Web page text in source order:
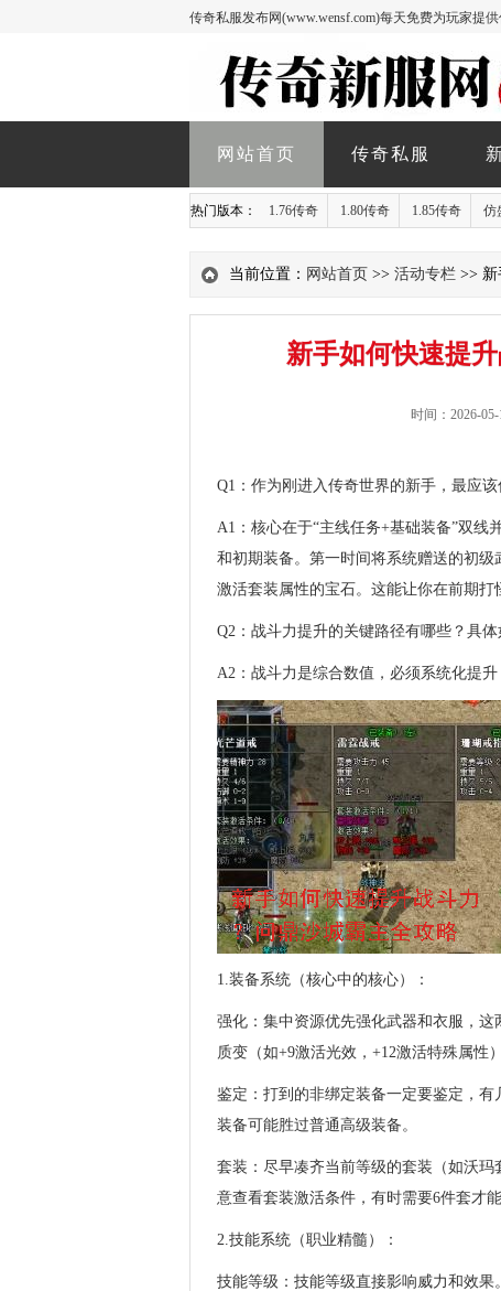
传奇私服发布网(www.wensf.com)每天免费为玩家提
网站首页 传奇私服
热门版本： 1.76传奇 1.80传奇 1.85传奇 仿
当前位置： 网站首页 >> 活动专栏 >>
新手如何快速提
时间：2026-05-
Q1：作为刚进入传奇世界的新手 ，最应
A1：核心在于“主线任务+基础装备”双线
和初期装备。第一时间将系统赠送的初
激活套装属性的宝石。这能让你在前期打
Q2：战斗力提升的关键路径有哪些？具体
A2：战斗力是综合数值，必须系统化提升
1.装备系统（核心中的核心）：
强化：集中资源优先强化武器和衣服，
质变（如+9激活光效，+12激活特殊属性）
鉴定：打到的非绑定装备一定要鉴定，有
装备可能胜过普通高级装备。
套装：尽早凑齐当前等级的套装（如沃
意查看套装激活条件，有时需要6件套才
2.技能系统（职业精髓）：
技能等级：技能等级直接影响威力和效